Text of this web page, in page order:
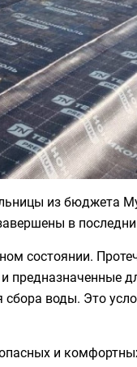
из бюджета
в
состоянии.
предназначенные
воды. Это
и